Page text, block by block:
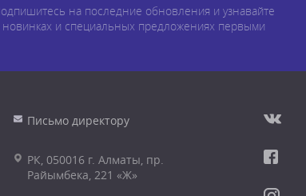
на последние обновления и узнавайте
новинках и специальных предложениях первыми
Письмо директору
РК, 050016 г. Алматы, пр.
Райымбека, 221 «Ж»